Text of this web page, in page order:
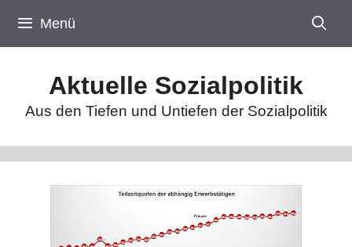
Inhalt
springen
Menü
Aktuelle Sozialpolitik
Aus den Tiefen und Untiefen der Sozialpolitik